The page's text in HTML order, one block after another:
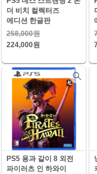
더 비치 컬렉터즈
에디션 한글판
258,000원
224,000원
PS5 용과 같이 8 외전
파이러츠 인 하와이